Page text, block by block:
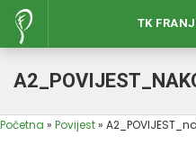
TK
Početna » Povijest»